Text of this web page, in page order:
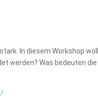
In diesem Workshop
Was bedeuten